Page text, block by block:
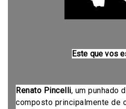
Este que vos
Renato Pincelli, um punhado
composto principalmente de